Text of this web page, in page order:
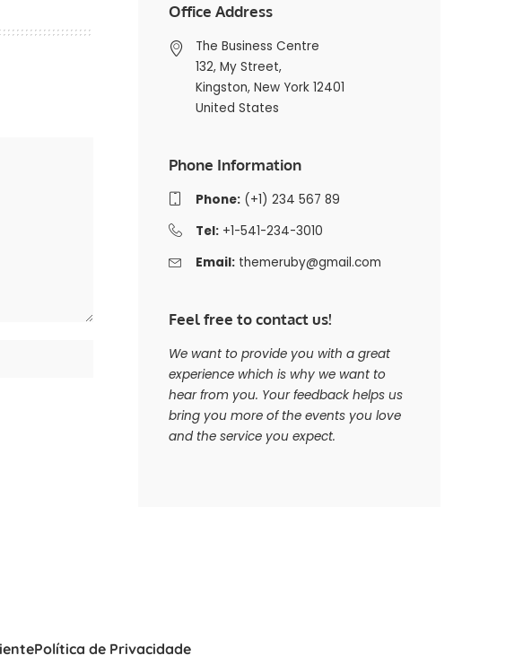
Office Address
The Business Centre
132, My Street,
Kingston, New York 12401
United States
Phone Information
Phone:(+1) 234 567 89
Tel:+1-541-234-3010
Email: themeruby@gmail.com
Feel free to contact us!
We want to provide you with a great
experience which is why we want to
hear from you. Your feedback helps us
bring you more of the events you love
and the service you expect.
Política de Privacidade